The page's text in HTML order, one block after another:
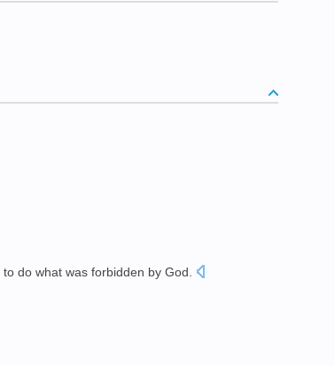
to do what was forbidden by God